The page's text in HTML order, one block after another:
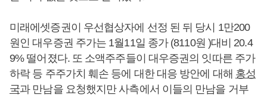
미래에셋증권이 우선협상자에 선정 된 뒤 당시 1만200
원인 대우증권 주가는 1월11일 종가 (8110원 )대비 20.4
9% 떨어졌다. 또 소액주주들이 대우증권의 잇따른 주가
하락 등 주주가치 훼손 등에 대한 대응 방안에 대해 홍성
국과 만남을 요청했지만 사측에서 이들의 만남을 거부